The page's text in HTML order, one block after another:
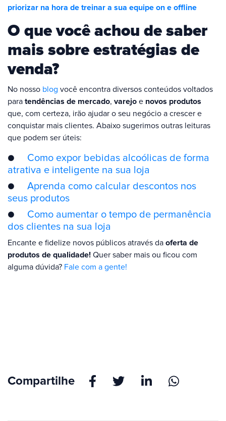
priorizar na hora de treinar a sua equipe on e offline
O que você achou de saber
mais sobre estratégias de
venda?
No nosso blog você encontra diversos conteúdos voltados
para tendências de mercado, varejo e novos produtos
que, com certeza, irão ajudar o seu negócio a crescer e
conquistar mais clientes. Abaixo sugerimos outras leituras
que podem ser úteis:
● Como expor bebidas alcoólicas de forma
atrativa e inteligente na sua loja
● Aprenda como calcular descontos nos
seus produtos
● Como aumentar o tempo de permanência
dos clientes na sua loja
Encante e fidelize novos públicos através da oferta de
produtos de qualidade! Quer saber mais ou ficou com
alguma dúvida? Fale com a gente!
Compartilhe